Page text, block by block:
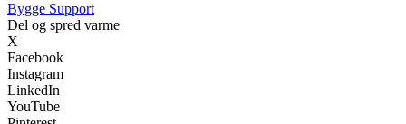
Bygge Support
Del og spred varme
X
Facebook
Instagram
LinkedIn
YouTube